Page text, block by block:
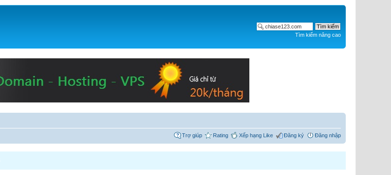
Tìm kiếm nâng cao
Trợ giúp Rating Xếp hạng Like Đăng ký Đăng nhập